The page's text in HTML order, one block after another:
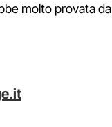
molto provata da